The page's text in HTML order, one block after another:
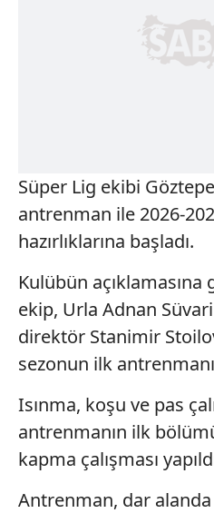
Süper Lig ekibi
antrenman ile 2026-
hazırlıklarına başladı.
Kulübün açıklamasına
ekip, Urla Adnan
direktör Stanimir
sezonun ilk
Isınma, koşu ve pas
antrenmanın ilk
kapma çalışması
Antrenman, dar